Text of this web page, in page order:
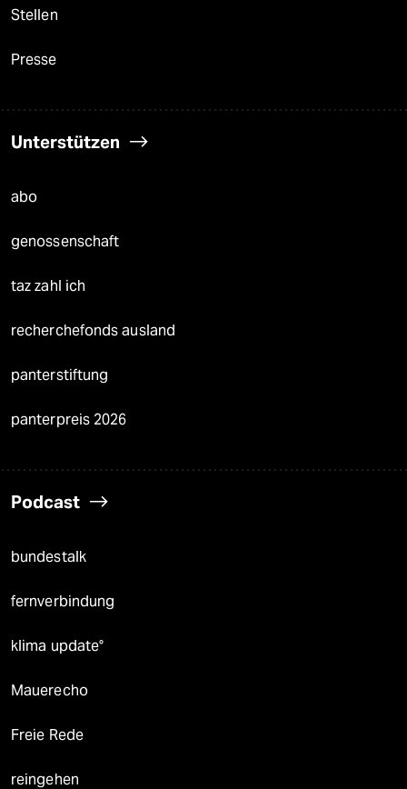
Stellen
Presse
Unterstützen
abo
genossenschaft
taz zahl ich
recherchefonds ausland
panterstiftung
panterpreis 2026
Podcast
bundestalk
fernverbindung
klima update°
Mauerecho
Freie Rede
reingehen